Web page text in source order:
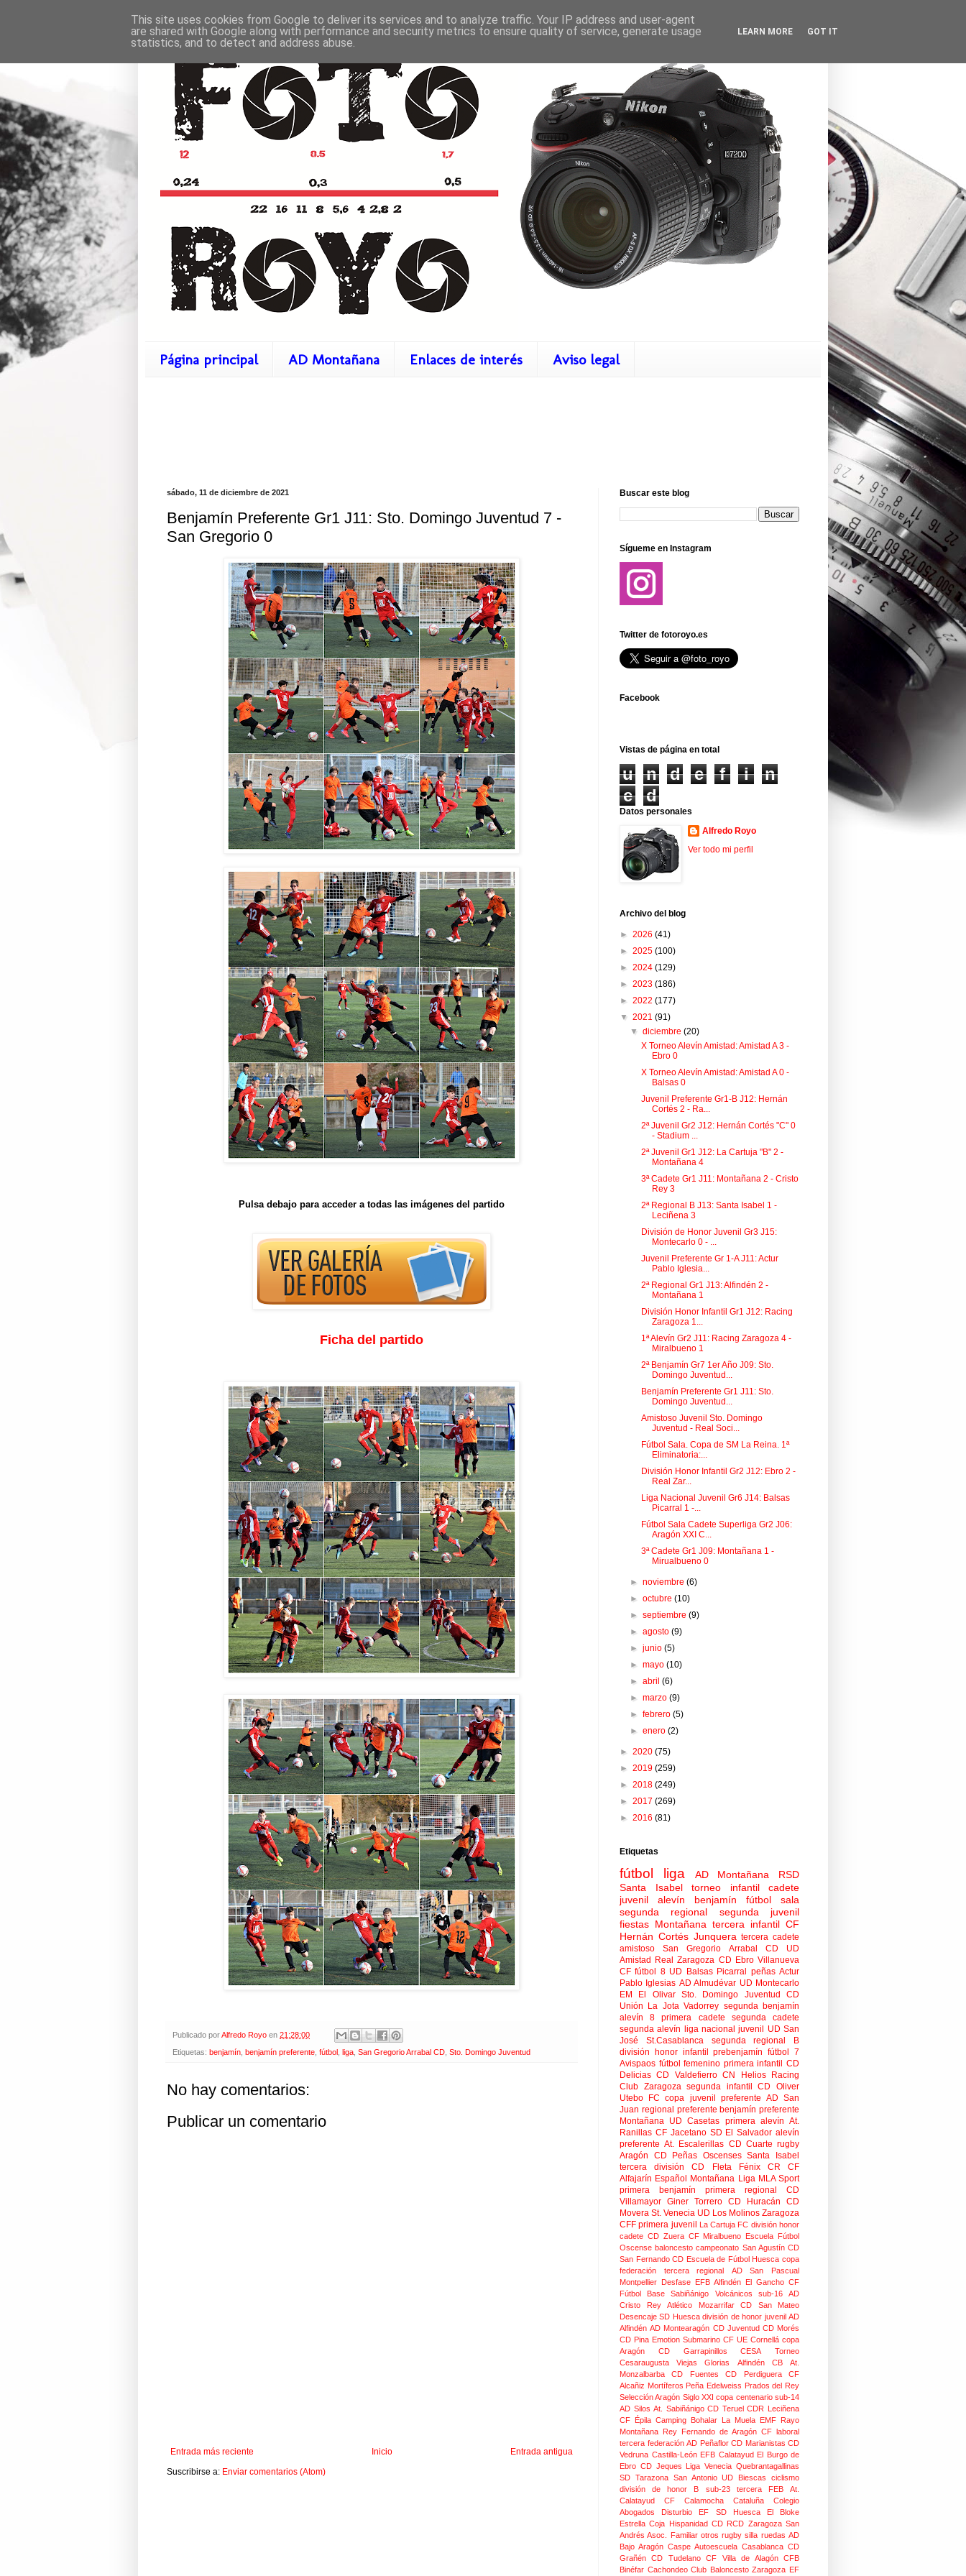
Página principal AD Montañana Enlaces de interés Aviso legal
sábado, 11 de diciembre de 2021
Benjamín Preferente Gr1 J11: Sto. Domingo Juventud 7 -
San Gregorio 0
Pulsa debajo para acceder a todas las imágenes del partido
Ficha del partido
Publicado porAlfredo Royo en 21:28:00
Etiquetas: benjamín benjamín preferente fútbol liga San Gregorio Arrabal CD Sto. Domingo Juventud
No hay comentarios:
Publicar un comentario
Entrada más reciente Entrada antigua
Inicio
Suscribirse a: Enviar comentarios (Atom)
Buscar este blog
Sígueme en Instagram
Twitter de fotoroyo.es
Facebook
Vistas de página en total
u n d e f i
n
e
d
Datos personales
Alfredo Royo
Ver todo mi perfil
Archivo del blog
► 2026 (41)
► 2025 (100)
► 2024 (129)
► 2023 (186)
► 2022 (177)
▼ 2021 (91)
▼diciembre(20)
X Torneo Alevín Amistad: Amistad A 3 -
Ebro 0
X Torneo Alevín Amistad: Amistad A 0 -
Balsas 0
Juvenil Preferente Gr1-B J12: Hernán
Cortés 2 - Ra...
2ª Juvenil Gr2 J12: Hernán Cortés "C" 0
- Stadium ...
2ª Juvenil Gr1 J12: La Cartuja "B" 2 -
Montañana 4
3ª Cadete Gr1 J11: Montañana 2 - Cristo
Rey 3
2ª Regional B J13: Santa Isabel 1 -
Leciñena 3
División de Honor Juvenil Gr3 J15:
Montecarlo 0 - ...
Juvenil Preferente Gr 1-A J11: Actur
Pablo Iglesia...
2ª Regional Gr1 J13: Alfindén 2 -
Montañana 1
División Honor Infantil Gr1 J12: Racing
Zaragoza 1...
1ª Alevín Gr2 J11: Racing Zaragoza 4 -
Miralbueno 1
2ª Benjamín Gr7 1er Año J09: Sto.
Domingo Juventud...
Benjamín Preferente Gr1 J11: Sto.
Domingo Juventud...
Amistoso Juvenil Sto. Domingo
Juventud - Real Soci...
Fútbol Sala. Copa de SM La Reina. 1ª
Eliminatoria:...
División Honor Infantil Gr2 J12: Ebro 2 -
Real Zar...
Liga Nacional Juvenil Gr6 J14: Balsas
Picarral 1 -...
Fútbol Sala Cadete Superliga Gr2 J06:
Aragón XXI C...
3ª Cadete Gr1 J09: Montañana 1 -
Mirualbueno 0
►noviembre(6)
►octubre(10)
►septiembre(9)
►agosto(9)
►junio(5)
►mayo(10)
►abril(6)
►marzo(9)
►febrero(5)
►enero(2)
► 2020 (75)
► 2019 (259)
► 2018 (249)
► 2017 (269)
► 2016 (81)
Etiquetas
fútbol liga AD Montañana
RSD
Santa Isabel
torneo infantil
cadete
juvenil
alevín benjamín
fútbol sala
segunda regional
segunda juvenil
fiestas Montañana tercera infantil CF
Hernán Cortés Junquera tercera cadete
amistoso
San Gregorio Arrabal CD
UD
Amistad
Real Zaragoza CD Ebro Villanueva
CF fútbol 8 UD Balsas Picarral peñas Actur
Pablo Iglesias AD Almudévar UD Montecarlo
EM El Olivar Sto. Domingo Juventud
CD
Unión La Jota Vadorrey segunda benjamín
alevín 8
primera cadete
segunda cadete
segunda alevín
liga nacional juvenil
UD San
José
St.Casablanca
segunda regional B
división honor infantil
prebenjamín fútbol 7
Avispaos fútbol femenino primera infantil
CD
Delicias CD Valdefierro CN Helios
Racing
Club Zaragoza segunda infantil
CD Oliver
Utebo FC copa juvenil preferente AD San
Juan regional preferente benjamín preferente
Montañana UD Casetas primera alevín At.
Ranillas CF Jacetano SD El Salvador alevín
preferente At. Escalerillas CD Cuarte rugby
Aragón
CD Peñas Oscenses Santa Isabel
tercera división
CD Fleta Fénix CR
CF
Alfajarín Español Montañana Liga MLA Sport
primera benjamín
primera regional
CD
Villamayor Giner Torrero CD Huracán
CD
Movera St. Venecia UD Los Molinos Zaragoza
CFF primera juvenil La Cartuja FC división honor
cadete CD Zuera CF Miralbueno Escuela Fútbol
Oscense baloncesto campeonato San Agustín CD
San Fernando CD Escuela de Fútbol Huesca copa
federación
tercera regional
AD San Pascual
Montpellier Desfase EFB Alfindén El Gancho CF
Fútbol Base Sabiñánigo
Volcánicos sub-16
AD
Cristo Rey
Atlético Mozarrifar
CD San Mateo
Desencaje SD Huesca división de honor juvenil AD
Alfindén AD Montearagón CD Juventud CD Morés
CD Pina Emotion Submarino CF UE Cornellá copa
Aragón
CD Garrapinillos CESA
Torneo
Cesaraugusta
Viejas Glorias Alfindén CB
At.
Monzalbarba
CD Fuentes CD Perdiguera
CF
Alcañiz Mortíferos Peña Edelweiss Prados del Rey
Selección Aragón Siglo XXI copa centenario sub-14
AD Silos At. Sabiñánigo CD Teruel CDR Leciñena
CF Épila Camping Bohalar La Muela EMF Rayo
Montañana Rey Fernando de Aragón CF laboral
tercera federación AD Peñaflor CD Marianistas CD
Vedruna Castilla-León EFB Calatayud El Burgo de
Ebro CD Jeques Liga Venecia Quebrantagallinas
SD Tarazona San Antonio UD Biescas
ciclismo
división de honor B
sub-23 tercera FEB
At.
Calatayud
CF Calamocha Cataluña
Colegio
Abogados
Disturbio EF SD Huesca
El Bloke
Estrella Coja Hispanidad CD RCD Zaragoza San
Andrés Asoc. Familiar otros rugby silla ruedas AD
Bajo Aragón Caspe Autoescuela Casablanca CD
Grañén
CD Tudelano CF Villa de Alagón
CFB
Binéfar Cachondeo Club Baloncesto Zaragoza EF
This site uses cookies from Google to deliver its services and to analyze traffic. Your IP address and user-agent
are shared with Google along with performance and security metrics to ensure quality of service, generate usage
statistics, and to detect and address abuse.
LEARN MORE GOT IT